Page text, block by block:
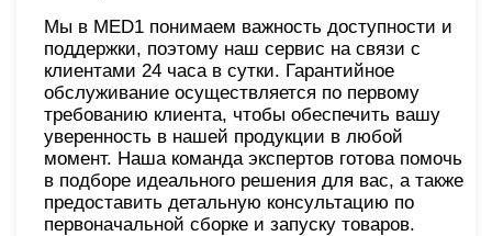
Мы в MED1 понимаем важность доступности и
поддержки, поэтому наш сервис на связи с
клиентами 24 часа в сутки. Гарантийное
обслуживание осуществляется по первому
требованию клиента, чтобы обеспечить вашу
уверенность в нашей продукции в любой
момент. Наша команда экспертов готова помочь
в подборе идеального решения для вас, а также
предоставить детальную консультацию по
первоначальной сборке и запуску товаров.